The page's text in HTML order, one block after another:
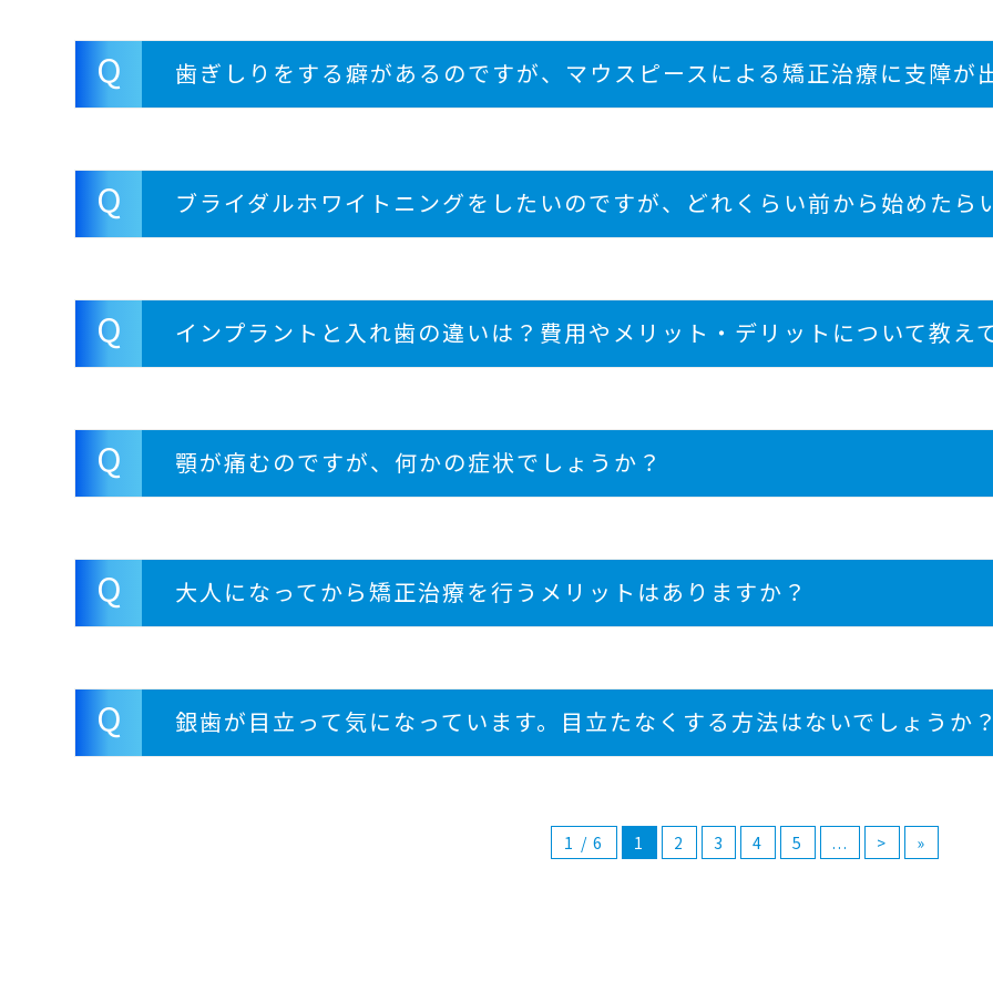
Q 歯ぎしりをする癖があるのですが、マウスピースによる矯正治療に支障が
Q ブライダルホワイトニングをしたいのですが、どれくらい前から始めたら
Q インプラントと入れ歯の違いは？費用やメリット・デリットについて教え
Q 顎が痛むのですが、何かの症状でしょうか？
Q 大人になってから矯正治療を行うメリットはありますか？
Q 銀歯が目立って気になっています。目立たなくする方法はないでしょうか？
1 / 6 1 2 3 4 5 ... > »